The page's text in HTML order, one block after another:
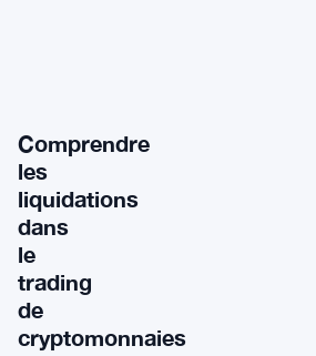
Comprendre
les
liquidations
dans
le
trading
de
cryptomonnaies